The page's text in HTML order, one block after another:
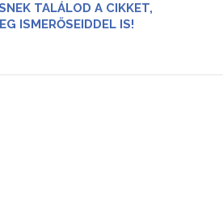
TALÁLOD A CIKKET,
ISMERŐSEIDDEL IS!